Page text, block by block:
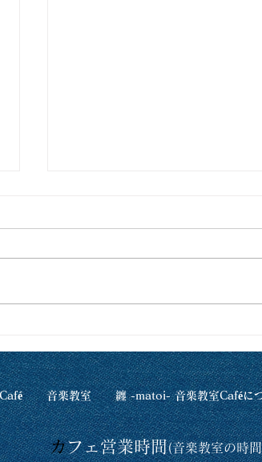
可能スケジュールです！
​カフェ営業時間(音楽教室の時間
Café 音楽教室 纏 -matoi- 音楽教室Caféに